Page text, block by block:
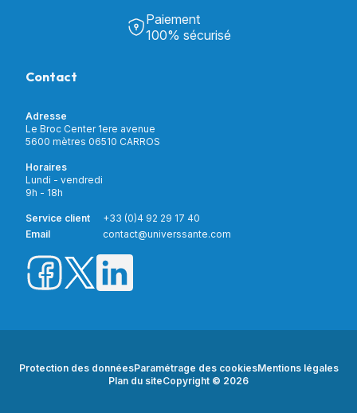
Puériculture
Incontinence
Soins & Diagnostic
Aide à la mobilité
Matériel de location
Nouveautés
Promotions
Prix barrés
Découvrir Univers Santé
Notre catalogue
Mon compte
Livraison et paiement
Paiement
100% sécurisé
Contact
Adresse
Le Broc Center 1ere avenue
5600 mètres 06510 CARROS
Horaires
Lundi - vendredi
9h - 18h
Service client
+33 (0)4 92 29 17 40
Email
contact@universsante.com
Protection des donnéesParamétrage des cookiesMentions légales
Plan du siteCopyright © 2026